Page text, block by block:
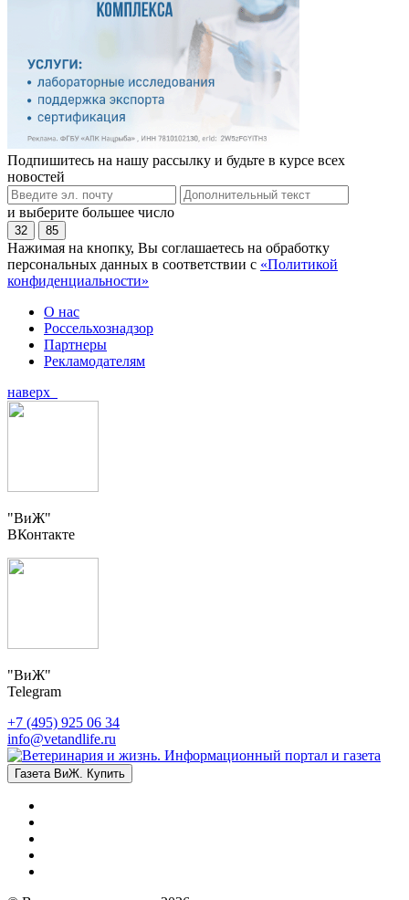
Подпишитесь на нашу рассылку и будьте в курсе всех
новостей
и выберите большее число
32 85
Нажимая на кнопку, Вы соглашаетесь на обработку
персональных данных в соответствии с «Политикой
конфиденциальности»
О нас
Россельхознадзор
Партнеры
Рекламодателям
наверх
"ВиЖ"
ВКонтакте
"ВиЖ"
Telegram
+7 (495) 925 06 34
info@vetandlife.ru
Газета ВиЖ. Купить